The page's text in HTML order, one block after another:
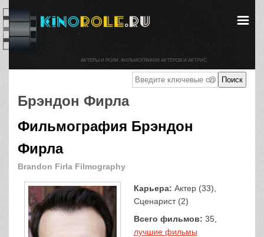
Брэндон Фирла
Фильмография Брэндон
Фирла
Brandon Firla Filmography
Карьера: Актер (33),
Сценарист (2)
Всего фильмов: 35,
лучшие фильмы
АКТЕРЫ И РОЛИ. ФИЛЬМОГРАФИИ АКТЕРОВ И АКТРИС.